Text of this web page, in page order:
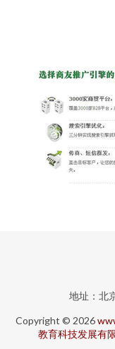
地址：北
Copyright © 2026
教育科技发展有